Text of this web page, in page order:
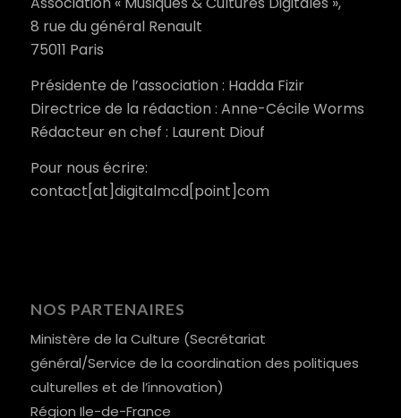
8 rue du général Renault
75011 Paris
Présidente de l’association : Hadda Fizir
Directrice de la rédaction : Anne-Cécile Worms
Rédacteur en chef : Laurent Diouf
Pour nous écrire:
contact[at]digitalmcd[point]com
NOS PARTENAIRES
Ministère de la Culture (Secrétariat
général/Service de la coordination des politiques
culturelles et de l’innovation)
Région Ile-de-France